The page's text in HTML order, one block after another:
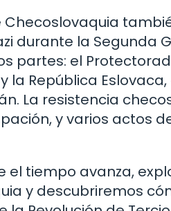
Checoslovaquia
durante la Segunda
partes: el
y la República
La resistencia
y varios actos
el tiempo avanza,
y descubriremos